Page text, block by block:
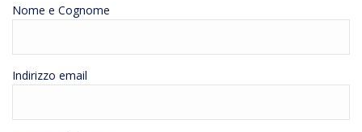
Nome e Cognome
Indirizzo email